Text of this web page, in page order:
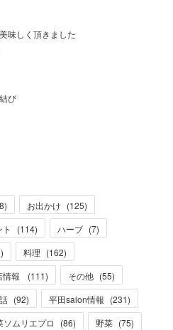
味しく頂きました
び
) お出かけ (125)
(114) ハーブ (7)
) 料理 (162)
情報 (111) その他 (55)
(92) 平田salon情報 (231)
ソムリエプロ (86) 野菜 (75)